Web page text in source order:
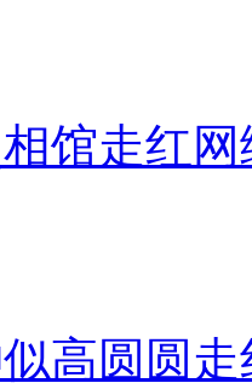
馆走红网
高圆圆走